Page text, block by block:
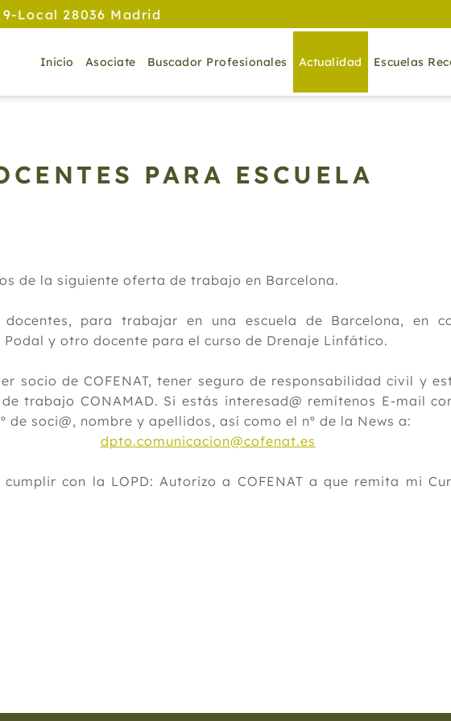
Local 28036 Madrid
Inicio Asociate Buscador Profesionales Actualidad Escuelas
PARA ESCUELA
de la siguiente oferta de trabajo en Barcelona.
docentes, para trabajar en una escuela de Barcelona, en
y otro docente para el curso de Drenaje Linfático.
socio de COFENAT, tener seguro de responsabilidad civil y
trabajo CONAMAD. Si estás interesad@ remítenos E-mail
de soci@, nombre y apellidos, así como el nº de la News a:
dpto.comunicacion@cofenat.es
con la LOPD: Autorizo a COFENAT a que remita mi